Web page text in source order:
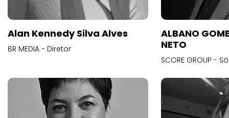
Alan Kennedy Silva Alves
BR MEDIA - Diretor
ALBANO
NETO
SCORE GROUP -